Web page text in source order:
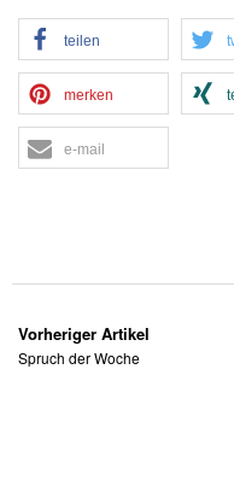
teilen
merken
e-mail
Vorheriger Artikel
Spruch der Woche